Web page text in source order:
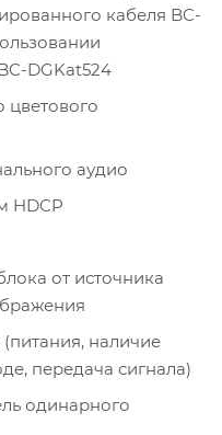
кабеля BC-
DGKat524
аудио
HDCP
от источника
наличие
передача сигнала)
одинарного